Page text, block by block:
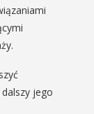
jego